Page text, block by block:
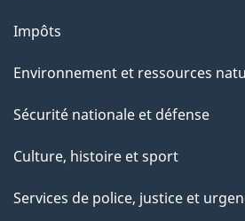
Impôts
Environnement et ressources
Sécurité nationale et défense
Culture, histoire et sport
Services de police, justice et